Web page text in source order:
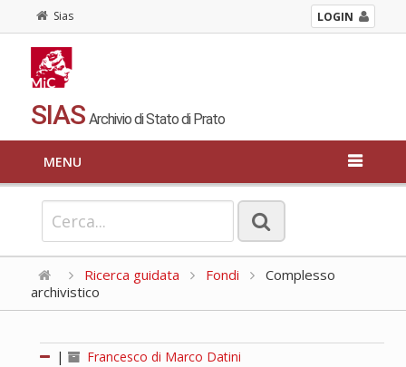
Sias LOGIN
SIAS Archivio di Stato di Prato
MENU
Ricerca guidata Fondi
Complesso
archivistico
| Francesco di Marco Datini